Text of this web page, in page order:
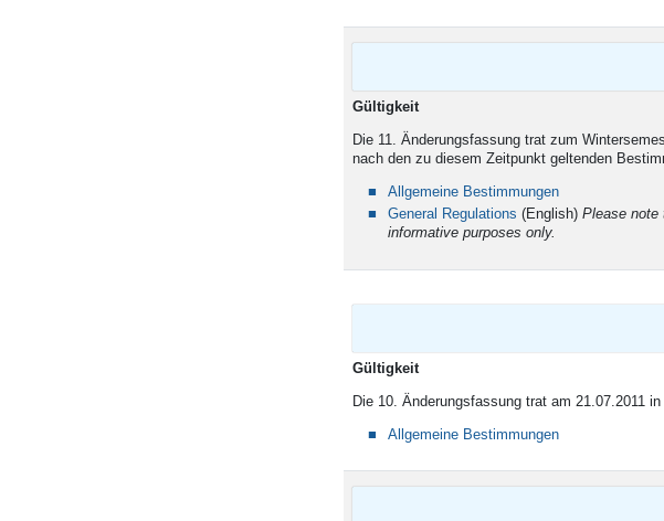
Die 11. Änderungsfassung trat zum
nach den zu diesem Zeitpunkt geltenden
Allgemeine Bestimmungen
General Regulations (English) Please note
informative purposes only.
Gültigkeit
Die 10. Änderungsfassung trat am 21.07.2011 in
Allgemeine Bestimmungen